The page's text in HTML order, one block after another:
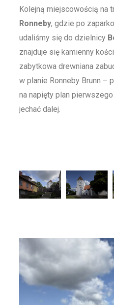
Kolejną miejscowością na
Ronneby, gdzie po
udaliśmy się do dzielnicy
znajduje się kamienny
zabytkowa drewniana
w planie Ronneby Brunn –
na napięty plan
jechać dalej.